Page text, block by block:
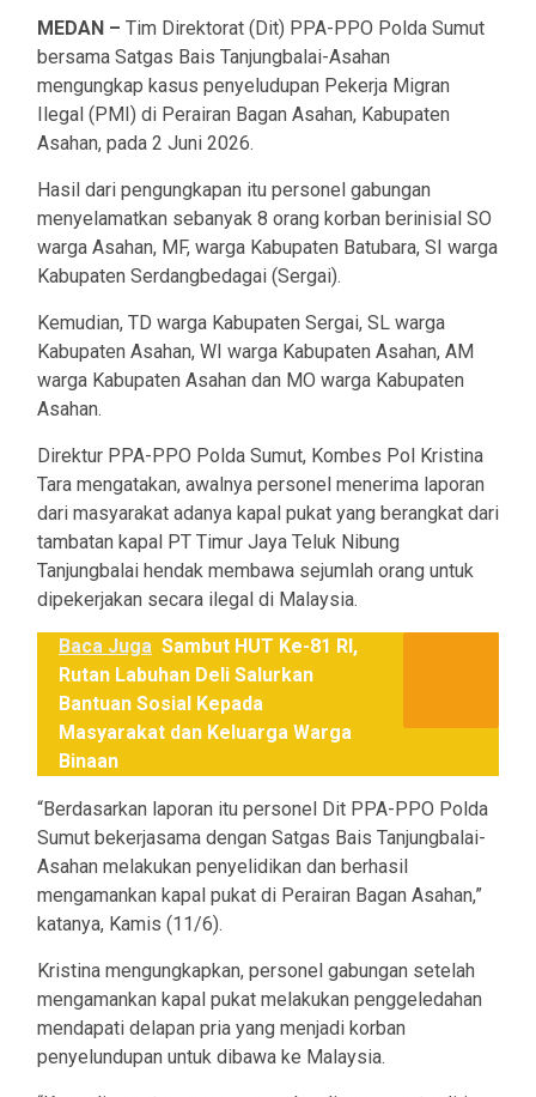
MEDAN – Tim Direktorat (Dit) PPA-PPO Polda Sumut
bersama Satgas Bais Tanjungbalai-Asahan
mengungkap kasus penyeludupan Pekerja Migran
Ilegal (PMI) di Perairan Bagan Asahan, Kabupaten
Asahan, pada 2 Juni 2026.
Hasil dari pengungkapan itu personel gabungan
menyelamatkan sebanyak 8 orang korban berinisial SO
warga Asahan, MF, warga Kabupaten Batubara, SI warga
Kabupaten Serdangbedagai (Sergai).
Kemudian, TD warga Kabupaten Sergai, SL warga
Kabupaten Asahan, WI warga Kabupaten Asahan, AM
warga Kabupaten Asahan dan MO warga Kabupaten
Asahan.
Direktur PPA-PPO Polda Sumut, Kombes Pol Kristina
Tara mengatakan, awalnya personel menerima laporan
dari masyarakat adanya kapal pukat yang berangkat dari
tambatan kapal PT Timur Jaya Teluk Nibung
Tanjungbalai hendak membawa sejumlah orang untuk
dipekerjakan secara ilegal di Malaysia.
Baca Juga Sambut HUT Ke-81 RI,
Rutan Labuhan Deli Salurkan
Bantuan Sosial Kepada
Masyarakat dan Keluarga Warga
Binaan
“Berdasarkan laporan itu personel Dit PPA-PPO Polda
Sumut bekerjasama dengan Satgas Bais Tanjungbalai-
Asahan melakukan penyelidikan dan berhasil
mengamankan kapal pukat di Perairan Bagan Asahan,”
katanya, Kamis (11/6).
Kristina mengungkapkan, personel gabungan setelah
mengamankan kapal pukat melakukan penggeledahan
mendapati delapan pria yang menjadi korban
penyelundupan untuk dibawa ke Malaysia.